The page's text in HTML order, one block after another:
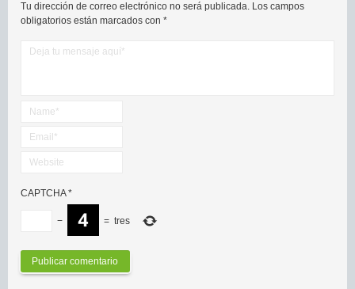
Tu dirección de correo electrónico no será publicada. Los campos
obligatorios están marcados con *
CAPTCHA*
− = tres